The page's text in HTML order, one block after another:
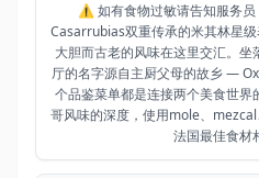
⚠️ 如有食物过敏请告知服务
Casarrubias双重传承的米其林星
大胆而古老的风味在这里交汇。
厅的名字源自主厨父母的故乡 —
个品鉴菜单都是连接两个美食世
哥风味的深度，使用mole、
法国最佳食材